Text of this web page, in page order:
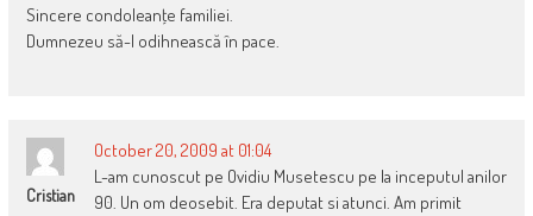
Sincere condoleanţe familiei.
Dumnezeu să-l odihnească în pace.
Cristian
October 20, 2009 at 01:04
L-am cunoscut pe Ovidiu Musetescu pe la inceputul anilor
90. Un om deosebit. Era deputat si atunci. Am primit